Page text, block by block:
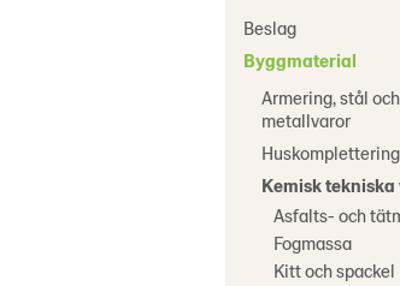
Beslag
Byggmaterial
Armering, stål och
metallvaror
Huskomplettering
Kemisk
Asfalts- och
Fogmassa
Kitt och spackel